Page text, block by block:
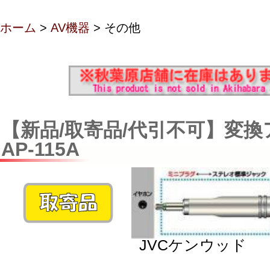
ホーム > AV機器 > その他
【新品/取寄品/代引不可】変
AP-115A
JVCケンウッド